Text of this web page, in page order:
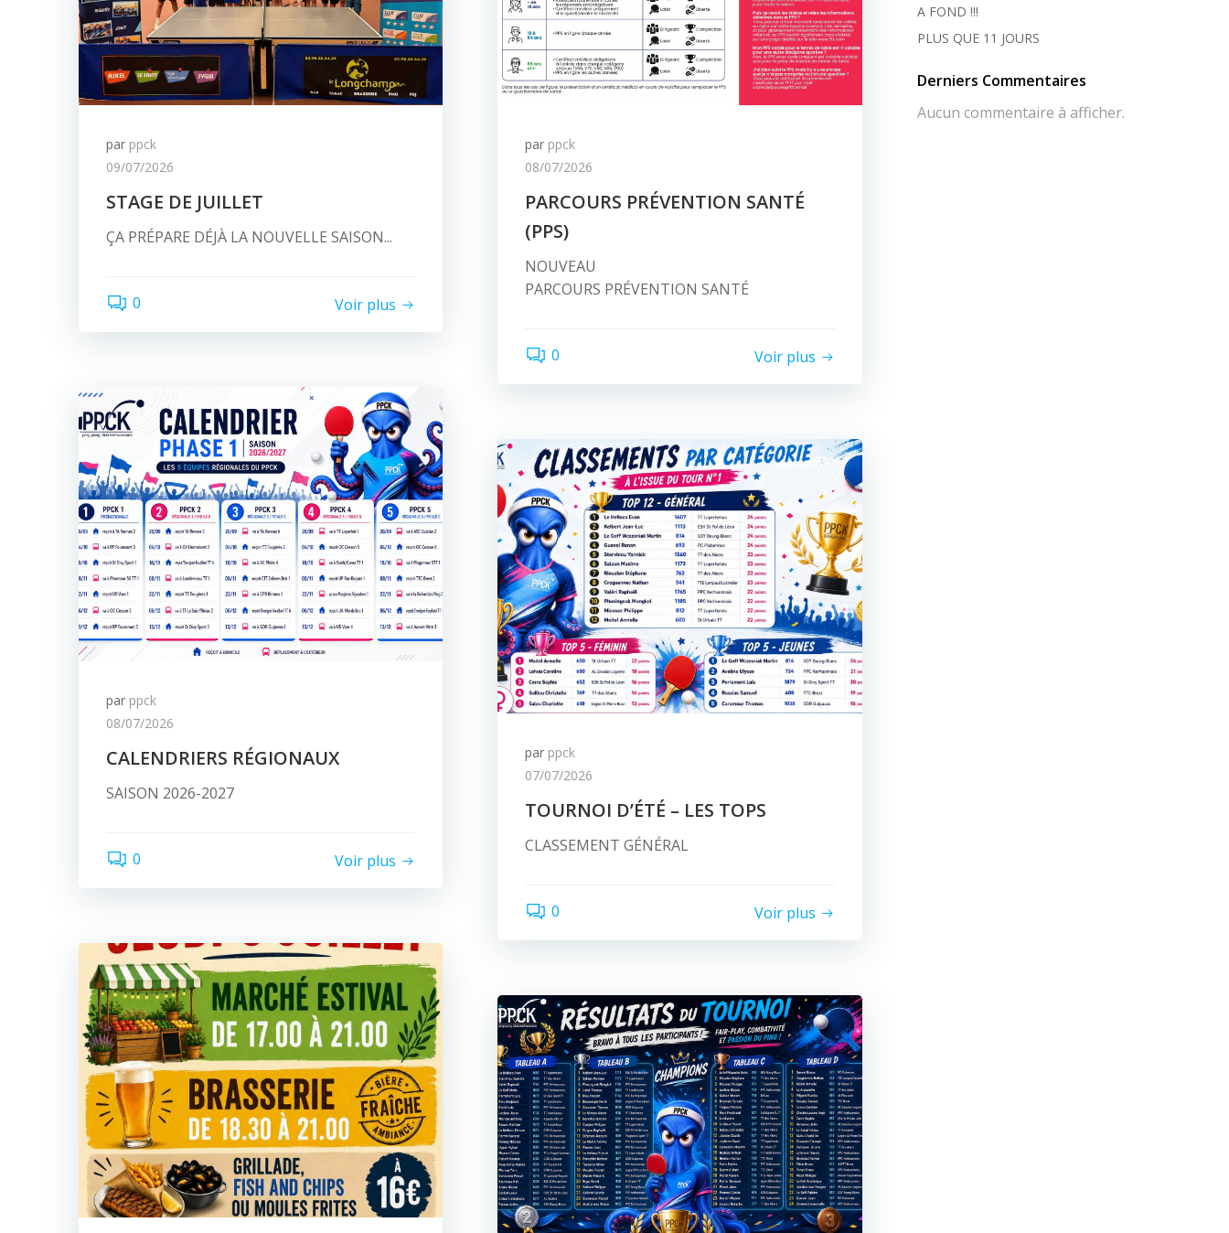
par ppck
09/07/2026
STAGE DE JUILLET
ÇA PRÉPARE DÉJÀ LA NOUVELLE SAISON...
0 Voir plus
par ppck
08/07/2026
PARCOURS PRÉVENTION SANTÉ
(PPS)
NOUVEAU
PARCOURS PRÉVENTION SANTÉ
0 Voir plus
par ppck
08/07/2026
CALENDRIERS RÉGIONAUX
SAISON 2026-2027
0 Voir plus
par ppck
07/07/2026
TOURNOI D’ÉTÉ – LES TOPS
CLASSEMENT GÉNÉRAL
0 Voir plus
A FOND !!!
PLUS QUE 11 JOURS
Derniers Commentaires
Aucun commentaire à afficher.